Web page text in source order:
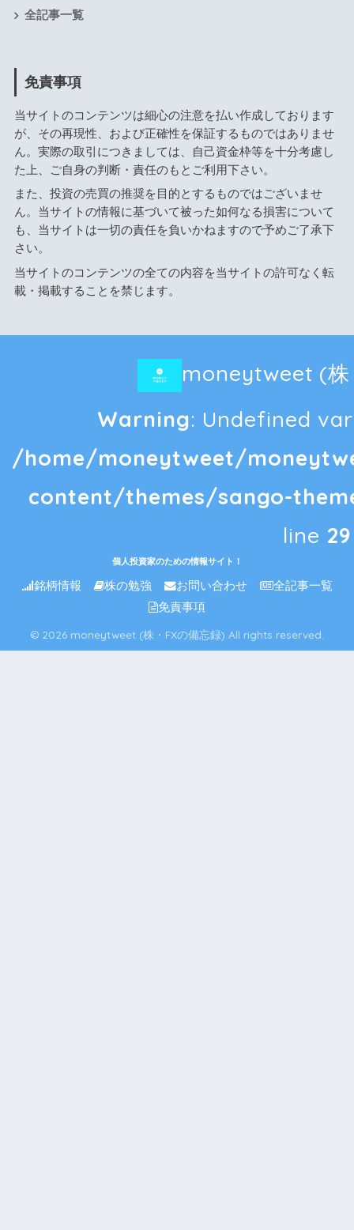
全記事一覧
免責事項
当サイトのコンテンツは細心の注意を払い作成しております
が、その再現性、および正確性を保証するものではありませ
ん。実際の取引につきましては、自己資金枠等を十分考慮し
た上、ご自身の判断・責任のもとご利用下さい。
また、投資の売買の推奨を目的とするものではございませ
ん。当サイトの情報に基づいて被った如何なる損害について
も、当サイトは一切の責任を負いかねますので予めご了承下
さい。
当サイトのコンテンツの全ての内容を当サイトの許可なく転
載・掲載することを禁じます。
moneytweet (株
Warning: Undefined
/home/moneytweet/
content/themes/sango-
line 29
個人投資家のための情報サイト！
銘柄情報 株の勉強 お問い合わせ
全記事一覧
免責事項
© 2026 moneytweet (株・FXの備忘録) All rights reserved.